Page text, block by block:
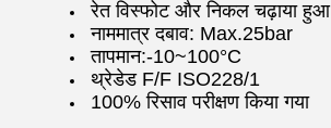
रेत विस्फोट और निकल चढ़ाया हुआ
नाममात्र दबाव: Max.25bar
तापमान:-10~100°C
थ्रेडेड F/F ISO228/1
100% रिसाव परीक्षण किया गया